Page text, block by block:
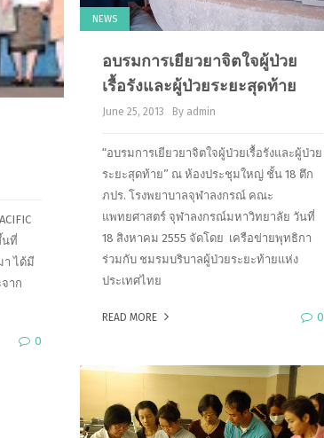
นที่
า ได้มี
าก
0
NEWS
อบรมการเยียวยาจิตใจผู้ป่วย
เรื้อรังและผู้ป่วยระยะสุดท้าย
June 25, 2013 By admin
“อบรมการเยียวยาจิตใจผู้ป่วยเรื้อรังและผู้ป่วย
ระยะสุดท้าย” ณ ห้องประชุมใหญ่ ชั้น 18 ตึก
ภปร. โรงพยาบาลจุฬาลงกรณ์ คณะ
แพทยศาสตร์ จุฬาลงกรณ์มหาวิทยาลัย วันที่
18 สิงหาคม 2555 จัดโดย เครือข่ายพุทธิกา
ร่วมกับ ชมรมบริบาลผู้ป่วยระยะท้ายแห่ง
ประเทศไทย
READ MORE 0